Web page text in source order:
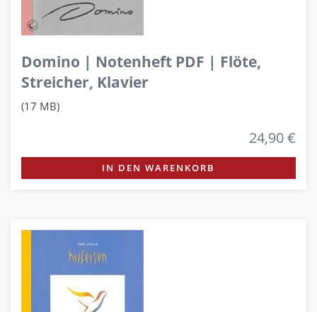
Domino | Notenheft PDF | Flöte,
Streicher, Klavier
(17 MB)
24,90 €
IN DEN WARENKORB